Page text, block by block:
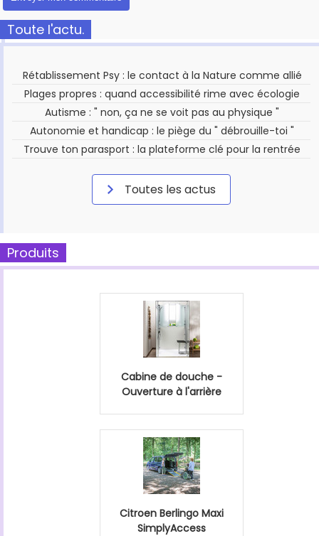
Toute l'actu.
Rétablissement Psy : le contact à la Nature comme allié
Plages propres : quand accessibilité rime avec écologie
Autisme : " non, ça ne se voit pas au physique "
Autonomie et handicap : le piège du " débrouille-toi "
Trouve ton parasport : la plateforme clé pour la rentrée
Toutes les actus
Produits
Cabine de douche -
Ouverture à l'arrière
Citroen Berlingo Maxi
SimplyAccess